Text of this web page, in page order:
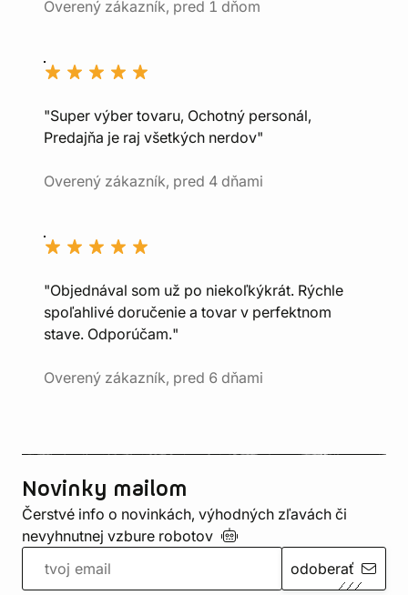
Overený zákazník, pred 1 dňom
"Super výber tovaru, Ochotný personál,
Predajňa je raj všetkých nerdov"
Overený zákazník, pred 4 dňami
"Objednával som už po niekoľkýkrát. Rýchle
spoľahlivé doručenie a tovar v perfektnom
stave. Odporúčam."
Overený zákazník, pred 6 dňami
Novinky mailom
Čerstvé info o novinkách, výhodných zľavách či
nevyhnutnej vzbure robotov
odoberať